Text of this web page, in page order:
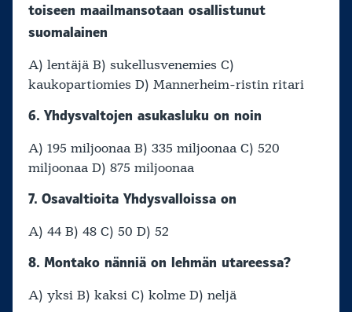
toiseen maailmansotaan osallistunut
suomalainen
A) lentäjä B) sukellusvenemies C)
kaukopartiomies D) Mannerheim-ristin ritari
6. Yhdysvaltojen asukasluku on noin
A) 195 miljoonaa B) 335 miljoonaa C) 520
miljoonaa D) 875 miljoonaa
7. Osavaltioita Yhdysvalloissa on
A) 44 B) 48 C) 50 D) 52
8. Montako nänniä on lehmän utareessa?
A) yksi B) kaksi C) kolme D) neljä